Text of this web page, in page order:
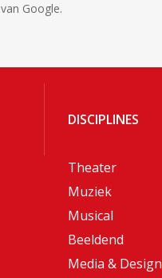
van Google.
DISCIPLINES
Theater
Muziek
Musical
Beeldend
Media & Design